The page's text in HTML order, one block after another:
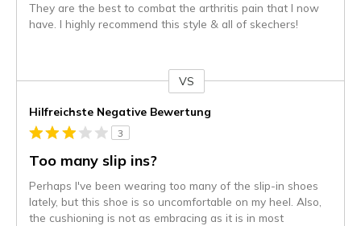
They are the best to combat the arthritis pain that I now
have. I highly recommend this style & all of skechers!
VS
Hilfreichste Negative Bewertung
3
Too many slip ins?
Perhaps I've been wearing too many of the slip-in shoes
lately, but this shoe is so uncomfortable on my heel. Also,
the cushioning is not as embracing as it is in most